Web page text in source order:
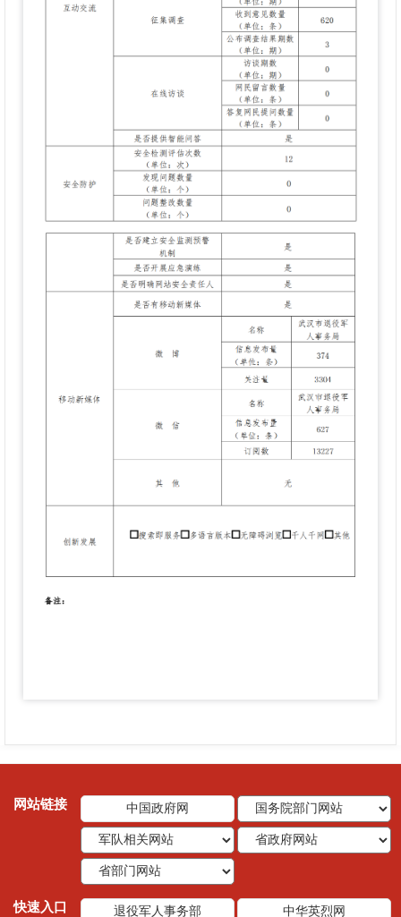
网站链接 中国政府网
快速入口 退役军人事务部 中华英烈网